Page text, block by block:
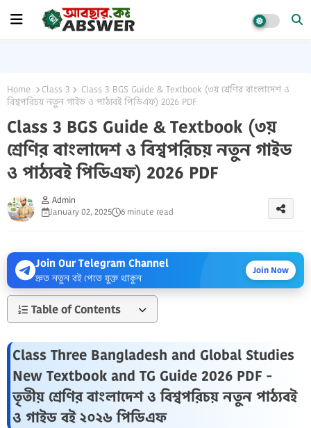
Home Class 3
Class 3 BGS Guide & Textbook (৩য় শ্রেণির বাংলাদেশ ও
বিশ্বপরিচয় নতুন গাইড ও পাঠ্যবই পিডিএফ) 2026 PDF
Class 3 BGS Guide & Textbook (৩য়
শ্রেণির বাংলাদেশ ও বিশ্বপরিচয় নতুন গাইড
ও পাঠ্যবই পিডিএফ) 2026 PDF
Admin
January 02, 2025
6 minute read
Join Our Telegram Channel
দ্রুত নতুন বই পেতে যুক্ত থাকুন
Join Now
Table of Contents
Class Three Bangladesh and Global Studies
New Textbook and TG Guide 2026 PDF -
তৃতীয় শ্রেণির বাংলাদেশ ও বিশ্বপরিচয় নতুন পাঠ্যবই
ও গাইড বই ২০২৬ পিডিএফ